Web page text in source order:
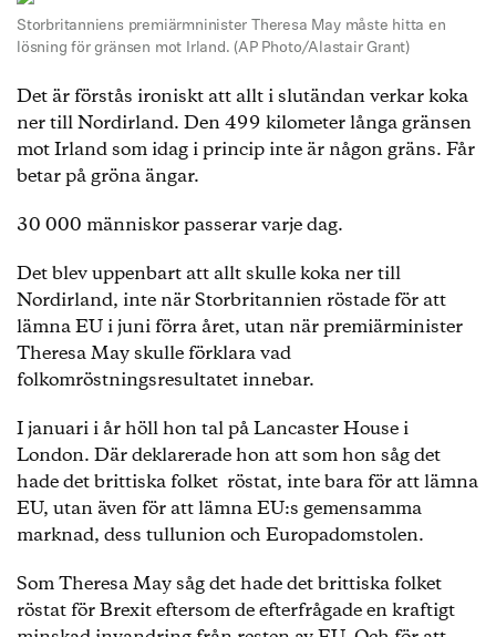
Storbritanniens premiärmninister Theresa May måste hitta en
lösning för gränsen mot Irland. (AP Photo/Alastair Grant)
Det är förstås ironiskt att allt i slutändan verkar koka
ner till Nordirland. Den 499 kilometer långa gränsen
mot Irland som idag i princip inte är någon gräns. Får
betar på gröna ängar.
30 000 människor passerar varje dag.
Det blev uppenbart att allt skulle koka ner till
Nordirland, inte när Storbritannien röstade för att
lämna EU i juni förra året, utan när premiärminister
Theresa May skulle förklara vad
folkomröstningsresultatet innebar.
I januari i år höll hon tal på Lancaster House i
London. Där deklarerade hon att som hon såg det
hade det brittiska folket röstat, inte bara för att lämna
EU, utan även för att lämna EU:s gemensamma
marknad, dess tullunion och Europadomstolen.
Som Theresa May såg det hade det brittiska folket
röstat för Brexit eftersom de efterfrågade en kraftigt